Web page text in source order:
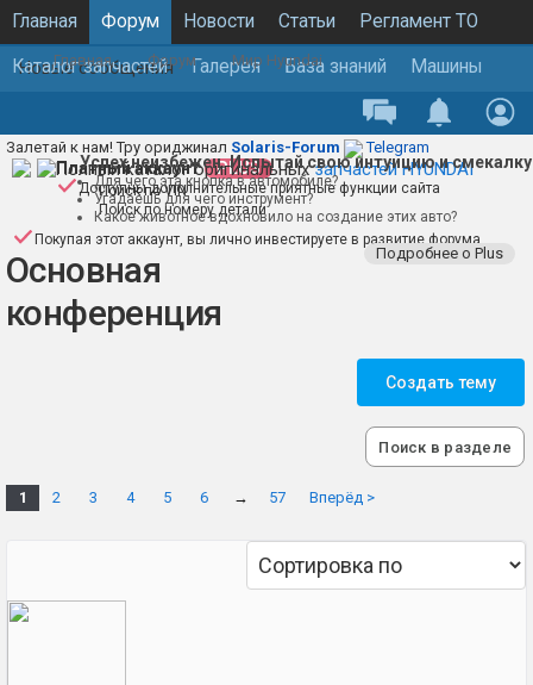
Главная Форум
Новые сообщения
Новости Статьи Регламент ТО
Каталог запчастей Галерея База знаний Машины
Главная Форум Мир Hyundai
Залетай к нам! Тру ориджинал Solaris-Forum Telegram
Полный каталог оригинальныхзапчастей HYUNDAI
Поиск по VIN
Поиск по номеру детали
Успех неизбежен. Испытай свою интуицию и смекалку
Для чего эта кнопка в автомобиле?
Угадаешь для чего инструмент?
Какое животное вдохновило на создание этих авто?
Платный аккаунт PLUS
Доступны дополнительные приятные функции сайта
Покупая этот аккаунт, вы лично инвестируете в развитие форума
Подробнее о Plus
Основная
конференция
Создать тему
Поиск в разделе
1 2 3 4 5 6 → 57 Вперёд >